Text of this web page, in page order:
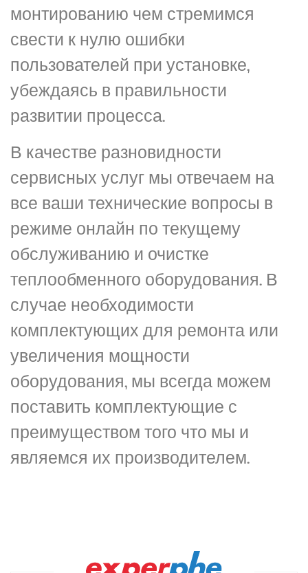
монтированию чем стремимся
свести к нулю ошибки
пользователей при установке,
убеждаясь в правильности
развитии процесса.
В качестве разновидности
сервисных услуг мы отвечаем на
все ваши технические вопросы в
режиме онлайн по текущему
обслуживанию и очистке
теплообменного оборудования. В
случае необходимости
комплектующих для ремонта или
увеличения мощности
оборудования, мы всегда можем
поставить комплектующие с
преимуществом того что мы и
являемся их производителем.